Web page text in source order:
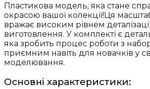
Пластикова модель, яка стане
окрасою вашої колекції!Ця
вражає високим рівнем
виготовлення. У комплекті є
яка зробить процес роботи з
приємним навіть для новачків у
моделювання.
Основні характеристики: